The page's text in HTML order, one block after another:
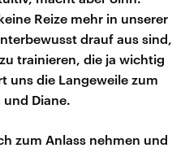
Reize mehr in unserer
drauf aus sind,
trainieren, die ja wichtig
uns die Langeweile zum
Diane.
zum Anlass nehmen und